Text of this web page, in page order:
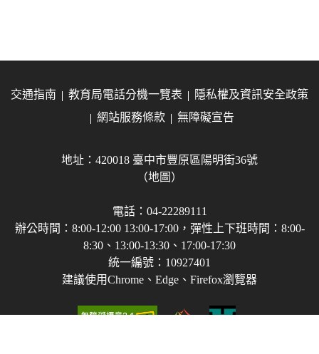
交通指南 教育局電話分機一覽表
隱私權及資訊安全政策
網站服務條款
無障礙宣告
地址：420018 臺中市豐原區陽明街36號
（地圖）
電話：04-22289111
辦公時間：8:00-12:00 13:00-17:00，彈性上下班時間：8:00-
8:30、13:00-13:30、17:00-17:30
統一編號：10927401
建議使用Chrome、Edge、Firefox瀏覽器